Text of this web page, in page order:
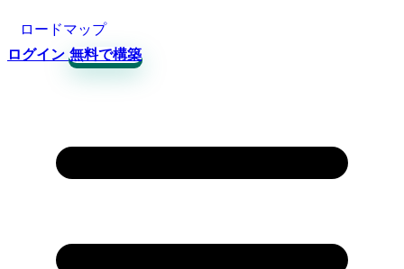
ロードマップ
ログイン 無料で構築